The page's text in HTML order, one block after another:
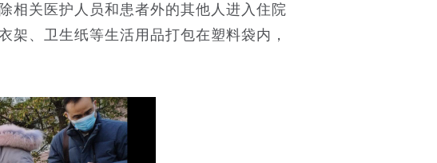
关医护人员和患者外的其他人进入住院
架、卫生纸等生活用品打包在塑料袋内，